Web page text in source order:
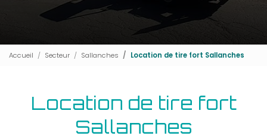
Accueil Secteur Sallanches Location de tire fort Sallanches
Location de tire fort
Sallanches